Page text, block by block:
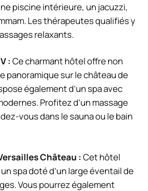
piscine intérieure, un jacuzzi,
Les thérapeutes qualifiés y
relaxants.
: Ce charmant hôtel offre non
panoramique sur le château de
également d’un spa avec
Profitez d’un massage
vous dans le sauna ou le bain
Château : Cet hôtel
spa doté d’un large éventail de
Vous pourrez également